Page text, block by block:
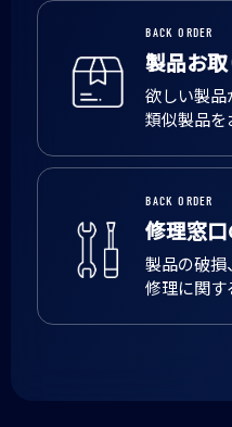
BACK ORDER
製品お
欲しい製品
類似製品を
BACK ORDER
修理窓
製品の破
修理に関す